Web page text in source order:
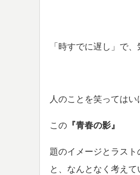
「時すでに遅し」で
人のことを笑ってはい
この『青春の影』
題のイメージとラス
と、なんとなく考えて